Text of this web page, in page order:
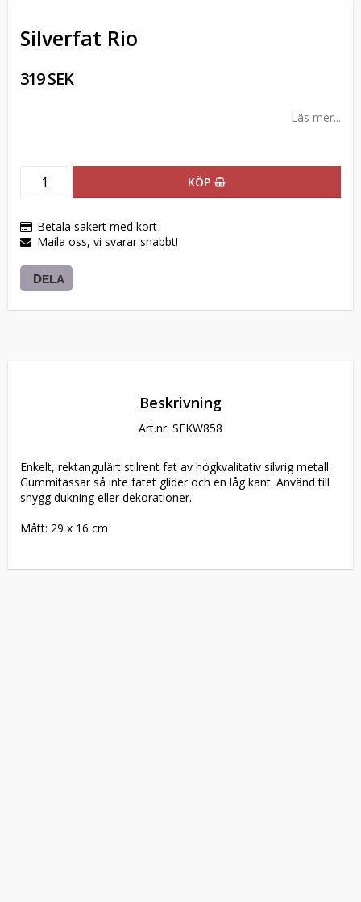
Silverfat Rio
319 SEK
Läs mer...
KÖP
Betala säkert med kort
Maila oss, vi svarar snabbt!
DELA
Beskrivning
Art.nr: SFKW858
Enkelt, rektangulärt stilrent fat av högkvalitativ silvrig metall.
Gummitassar så inte fatet glider och en låg kant. Använd till
snygg dukning eller dekorationer.
Mått: 29 x 16 cm